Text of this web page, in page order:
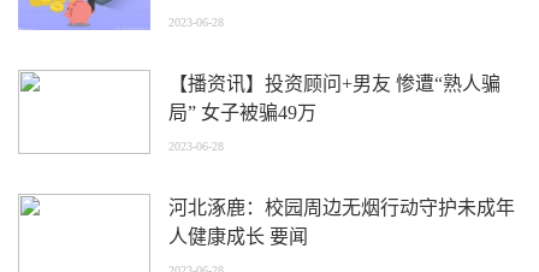
2023-06-28
【播资讯】投资顾问+男友 惨遭“熟人骗
局” 女子被骗49万
2023-06-28
河北涿鹿：校园周边无烟行动守护未成年
人健康成长 要闻